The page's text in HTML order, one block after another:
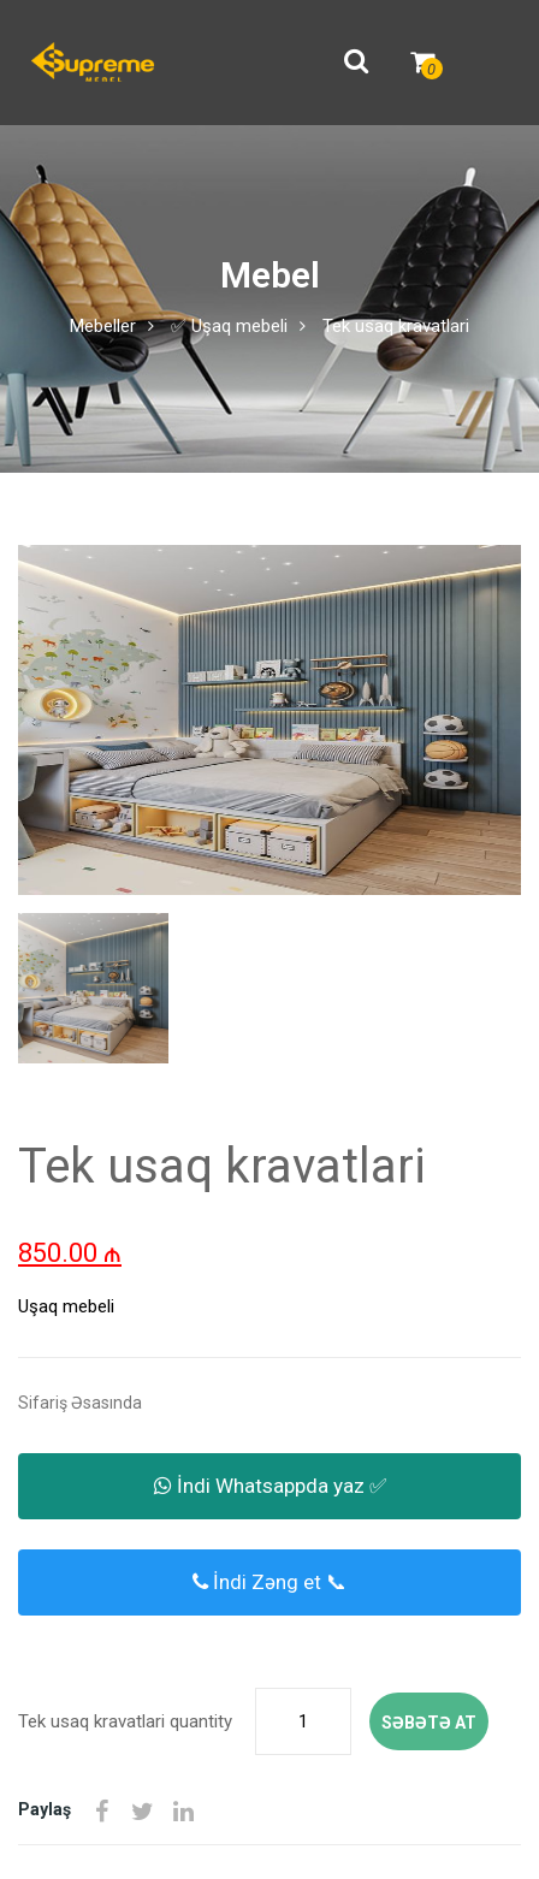
0
Mebel
Mebeller ✅ Uşaq mebeli Tek usaq kravatlari
Tek usaq kravatlari
850.00 ₼
Uşaq mebeli
Sifariş Əsasında
İndi Whatsappda yaz ✅
İndi Zəng et 📞
Tek usaq kravatlari quantity SƏBƏTƏ AT
Paylaş